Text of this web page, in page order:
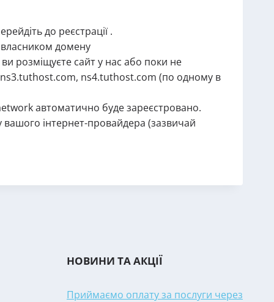
до реєстрації .
власником домену
розміщуєте сайт у нас або поки не
ns4.tuthost.com (по одному в
автоматично буде зареєстровано.
інтернет-провайдера (зазвичай
НОВИНИ ТА АКЦІЇ
Приймаємо оплату за послуги через